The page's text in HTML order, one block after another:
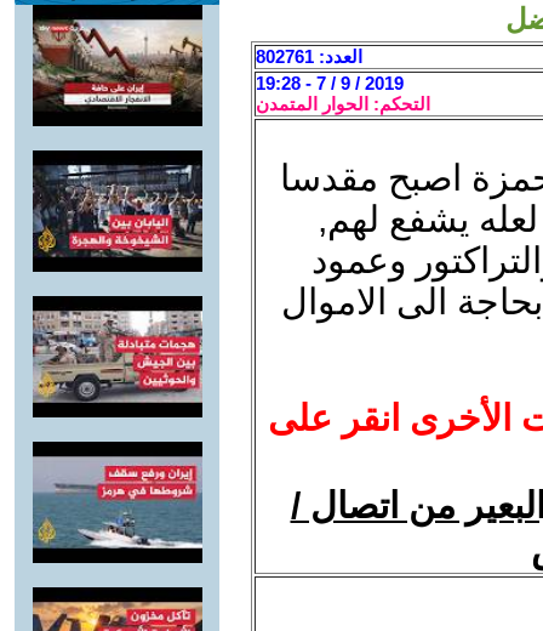
العدد: 802761
2019 / 9 / 7 - 19:28
التحكم: الحوار المتمدن
اصبح مقدسا
لعله يشفع لهم,
وعمود
الى الاموال
الأخرى انقر على
من اتصال /